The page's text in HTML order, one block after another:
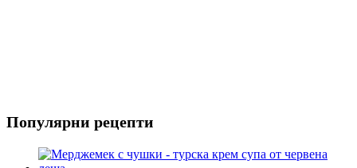
Популярни рецепти